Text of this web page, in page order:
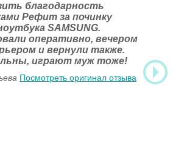
благодарность
Рефит за починку
SAMSUNG.
оперативно, вечером
и вернули также.
играют муж тоже!
Посмотреть оригинал отзыва